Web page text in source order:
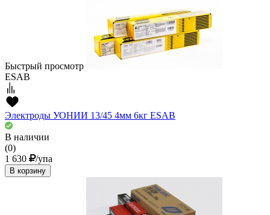
Быстрый просмотр
ESAB
Электроды УОНИИ 13/45 4мм 6кг ESAB
В наличии
(0)
1 630
/упа
В корзину